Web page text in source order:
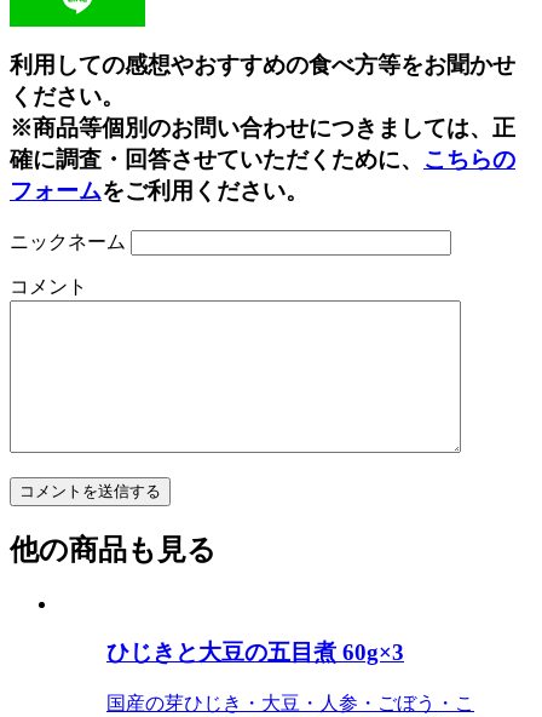
利用しての感想やおすすめの食べ方等をお聞かせ
ください。
※商品等個別のお問い合わせにつきましては、正
確に調査・回答させていただくために、 こちらの
フォームをご利用ください。
ニックネーム
コメント
他の商品も見る
ひじきと大豆の五目煮 60g×3
国産の芽ひじき・大豆・人参・ごぼう・こ